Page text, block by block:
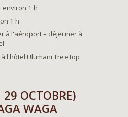
environ 1 h
1 h
à l'aéroport – déjeuner à
l'hôtel Ulumani Tree top
OCTOBRE)
WAGA